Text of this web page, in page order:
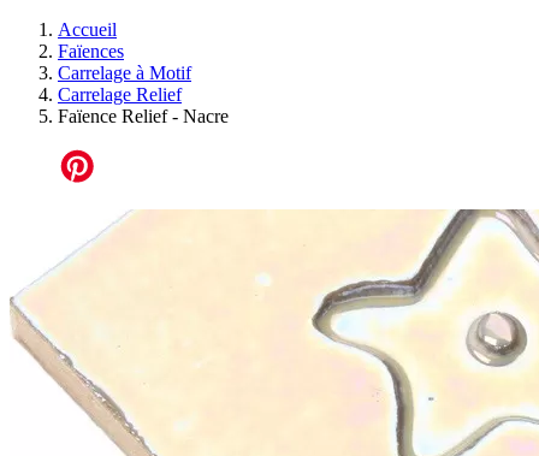
Accueil
Faïences
Carrelage à Motif
Carrelage Relief
Faïence Relief - Nacre